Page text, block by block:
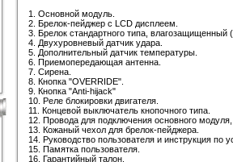
1. Основной модуль.
2. Брелок-пейджер с LCD дисплеем.
3. Брелок стандартного типа, влагозащищенный
4. Двухуровневый датчик удара.
5. Дополнительный датчик температуры.
6. Приемопередающая антенна.
7. Сирена.
8. Кнопка "OVERRIDE".
9. Кнопка "Anti-hijack"
10. Реле блокировки двигателя.
11. Концевой выключатель кнопочного типа.
12. Провода для подключения основного
13. Кожаный чехол для брелок-пейджера.
14. Руководство пользователя и инструкция по
15. Памятка пользователя.
16. Гарантийный талон.